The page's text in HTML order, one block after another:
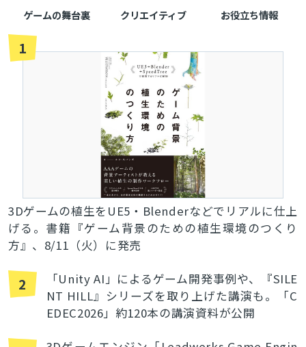
ゲームの舞台裏 クリエイティブ お役立ち情報
1
3Dゲームの植生をUE5・Blenderなどでリアルに仕上
げる。書籍『ゲーム背景のための植生環境のつくり
方』、8/11（火）に発売
2
「Unity AI」によるゲーム開発事例や、『SILE
NT HILL』シリーズを取り上げた講演も。「C
EDEC2026」約120本の講演資料が公開